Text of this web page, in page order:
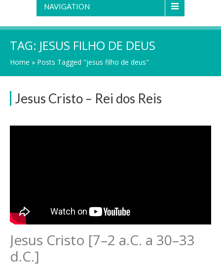
NAVIGATION
TAG: JESUS FILHO DE DEUS
Home » Posts Tagged "jesus filho de deus"
Jesus Cristo – Rei dos Reis
Jesus Cristo [7–2 a.C. a 30–33
d.C.]